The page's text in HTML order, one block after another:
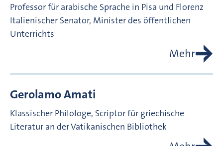
Professor für arabische Sprache in Pisa und Florenz
Italienischer Senator, Minister des öffentlichen
Unterrichts
Mehr
GerolamoAmati
Klassischer Philologe, Scriptor für griechische
Literatur an der Vatikanischen Bibliothek